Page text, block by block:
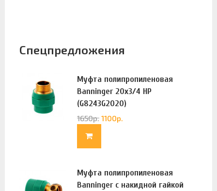
Спецпредложения
Муфта полипропиленовая
Banninger 20х3/4 НР
(G8243G2020)
1650р. 1100р.
Муфта полипропиленовая
Banninger с накидной гайкой